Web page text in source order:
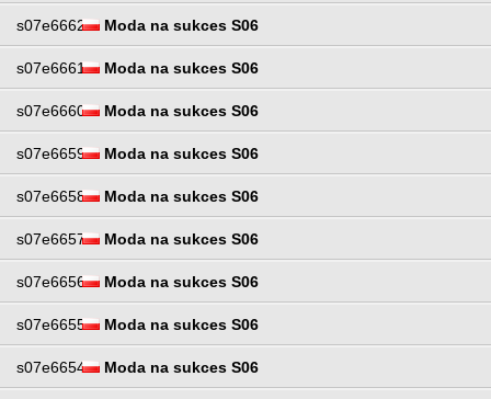
s07e6662 Moda na sukces S06
s07e6661 Moda na sukces S06
s07e6660 Moda na sukces S06
s07e6659 Moda na sukces S06
s07e6658 Moda na sukces S06
s07e6657 Moda na sukces S06
s07e6656 Moda na sukces S06
s07e6655 Moda na sukces S06
s07e6654 Moda na sukces S06